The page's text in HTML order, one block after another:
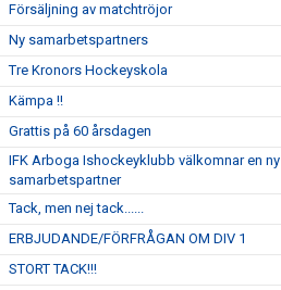
Försäljning av matchtröjor
Ny samarbetspartners
Tre Kronors Hockeyskola
Kämpa !!
Grattis på 60 årsdagen
IFK Arboga Ishockeyklubb välkomnar en ny
samarbetspartner
Tack, men nej tack......
ERBJUDANDE/FÖRFRÅGAN OM DIV 1
STORT TACK!!!